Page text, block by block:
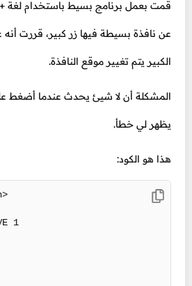
عن نافذة بسيطة فيها زر كبير، قررت أنه
الكبير يتم تغيير موقع النافذة.
المشكلة أن لا شيئ يحدث عندما أضغط
يظهر لي خطأ.
هذا هو الكود:
1